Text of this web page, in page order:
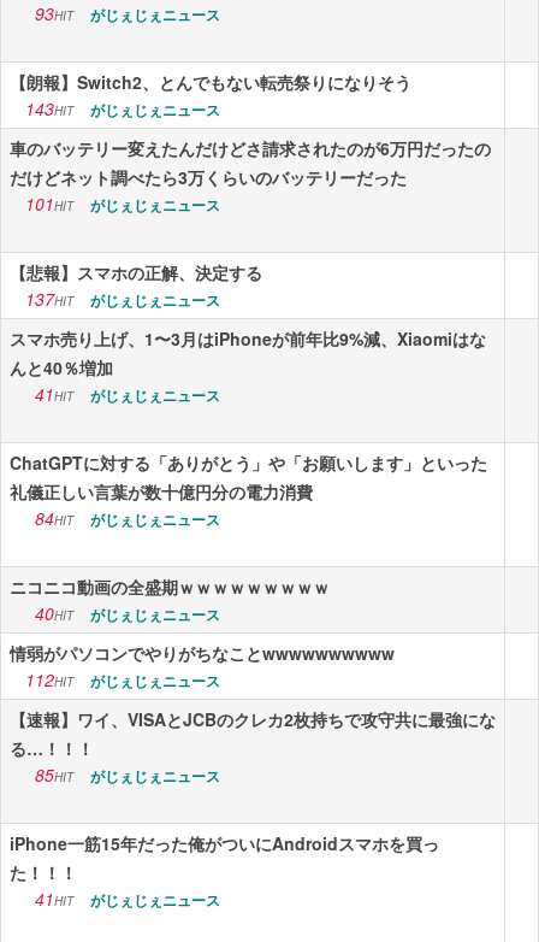
93HIT がじぇじぇニュース
【朗報】Switch2、とんでもない転売祭りになりそう
143HIT がじぇじぇニュース
車のバッテリー変えたんだけどさ請求されたのが6万円だったの
だけどネット調べたら3万くらいのバッテリーだった
101HIT がじぇじぇニュース
【悲報】スマホの正解、決定する
137HIT がじぇじぇニュース
スマホ売り上げ、1〜3月はiPhoneが前年比9%減、Xiaomiはな
んと40％増加
41HIT がじぇじぇニュース
ChatGPTに対する「ありがとう」や「お願いします」といった
礼儀正しい言葉が数十億円分の電力消費
84HIT がじぇじぇニュース
ニコニコ動画の全盛期ｗｗｗｗｗｗｗｗｗ
40HIT がじぇじぇニュース
情弱がパソコンでやりがちなことwwwwwwwwww
112HIT がじぇじぇニュース
【速報】ワイ、VISAとJCBのクレカ2枚持ちで攻守共に最強にな
る…！！！
85HIT がじぇじぇニュース
iPhone一筋15年だった俺がついにAndroidスマホを買っ
た！！！
41HIT がじぇじぇニュース